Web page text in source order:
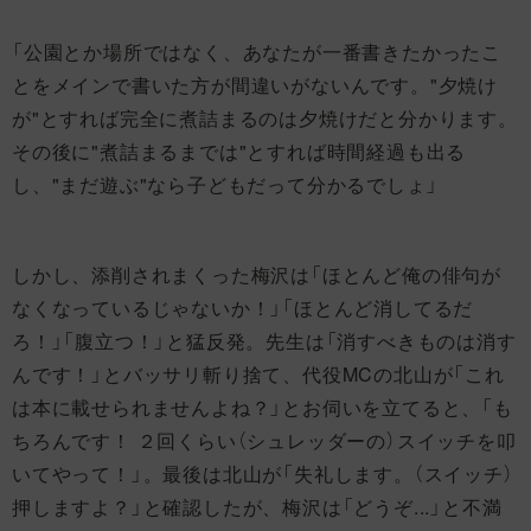
「公園とか場所ではなく、あなたが一番書きたかったこ
とをメインで書いた方が間違いがないんです。"夕焼け
が"とすれば完全に煮詰まるのは夕焼けだと分かります。
その後に"煮詰まるまでは"とすれば時間経過も出る
し、"まだ遊ぶ"なら子どもだって分かるでしょ」
しかし、添削されまくった梅沢は「ほとんど俺の俳句が
なくなっているじゃないか！」「ほとんど消してるだ
ろ！」「腹立つ！」と猛反発。先生は「消すべきものは消す
んです！」とバッサリ斬り捨て、代役MCの北山が「これ
は本に載せられませんよね？」とお伺いを立てると、「も
ちろんです！ ２回くらい（シュレッダーの）スイッチを叩
いてやって！」。最後は北山が「失礼します。（スイッチ）
押しますよ？」と確認したが、梅沢は「どうぞ...」と不満